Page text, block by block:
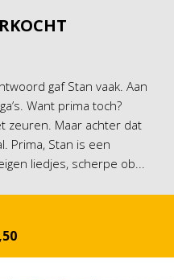
gaf Stan vaak. Aan
Want prima toch?
zeuren. Maar achter dat
Prima, Stan is een
liedjes, scherpe ob...